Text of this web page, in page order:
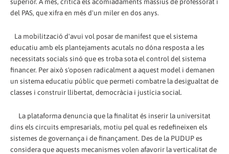
del PAS, que xifra en més d'un miler en dos anys.
La mobilització d'avui vol posar de manifest que el sistema
educatiu amb els plantejaments acutals no dóna resposta a les
necessitats socials sinó que es troba sota el control del sistema
financer. Per això s'oposen radicalment a aquest model i demanen
un sistema educatiu públic que permeti combatre la desigualtat de
classes i construir llibertat, democràcia i justícia social.
La plataforma denuncia que la finalitat és inserir la universitat
dins els circuits empresarials, motiu pel qual es redefineixen els
sistemes de governança i de finançament. Des de la PUDUP es
considera que aquests mecanismes volen afavorir la verticalitat de